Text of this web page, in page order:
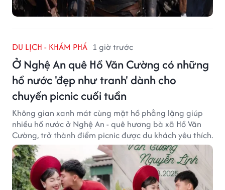
DU LỊCH - KHÁM PHÁ 1 giờ trước
Ở Nghệ An quê Hồ Văn Cường có những
hồ nước 'đẹp như tranh' dành cho
chuyến picnic cuối tuần
Không gian xanh mát cùng mặt hồ phẳng lặng giúp
nhiều hồ nước ở Nghệ An - quê hương bà xã Hồ Văn
Cường, trở thành điểm picnic được du khách yêu thích.